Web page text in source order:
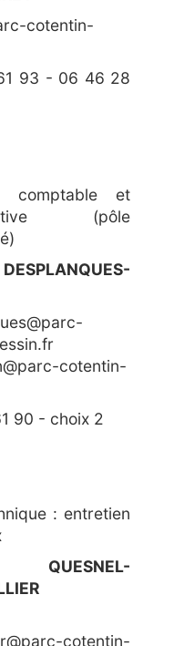
cotentin-
93 - 06 46 28
comptable et
(pôle
cotentin-
90 - choix 2
: entretien
QUESNEL-
cotentin-